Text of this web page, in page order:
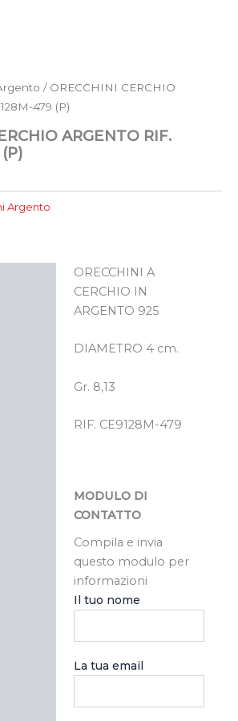
/ ORECCHINI CERCHIO
479 (P)
ARGENTO RIF.
Argento
ORECCHINI A
CERCHIO IN
ARGENTO 925
DIAMETRO 4 cm.
Gr. 8,13
RIF. CE9128M-479
MODULO DI
CONTATTO
Compila e invia
questo modulo per
informazioni
Il tuo nome
La tua email